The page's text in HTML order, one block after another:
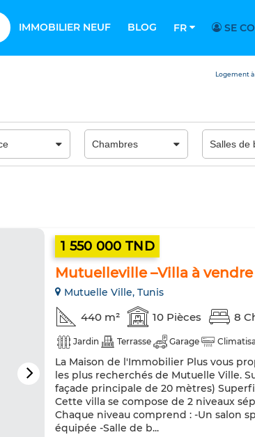
IMMOBILIER NEUF BLOG FR SE
Logement
1 550 000 TND
Mutuelleville –Villa à vendre
Mutuelle Ville, Tunis
440 m² 10 Pièces 8
Jardin Terrasse Garage
La Maison de l'Immobilier Plus vous
les plus recherchés de Mutuelle Ville.
façade principale de 20 mètres)
Cette villa se compose de 2 niveaux
Chaque niveau comprend : -Un salon
équipée -Salle de b...